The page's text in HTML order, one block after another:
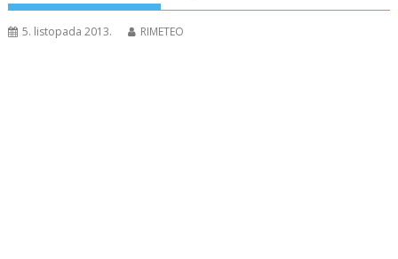
5. listopada 2013. RIMETEO